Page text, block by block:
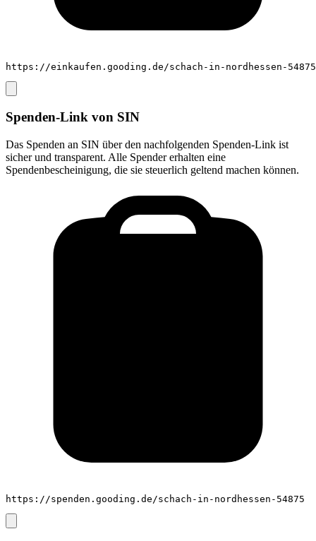
https://einkaufen.gooding.de/schach-in-nordhessen-54875
Spenden-Link von SIN
Das Spenden an SIN über den nachfolgenden Spenden-Link ist
sicher und transparent. Alle Spender erhalten eine
Spendenbescheinigung, die sie steuerlich geltend machen können.
https://spenden.gooding.de/schach-in-nordhessen-54875